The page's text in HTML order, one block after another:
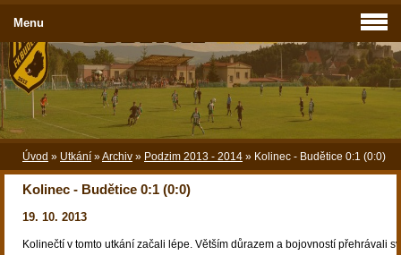
Úvod » Utkání »Archiv » Podzim 2013 - 2014 » Kolinec - Budětice 0:1 (0:0)
Kolinec - Budětice 0:1 (0:0)
19. 10. 2013
Kolinečtí v tomto utkání začali lépe. Větším důrazem a bojovností přehrávali
Menu